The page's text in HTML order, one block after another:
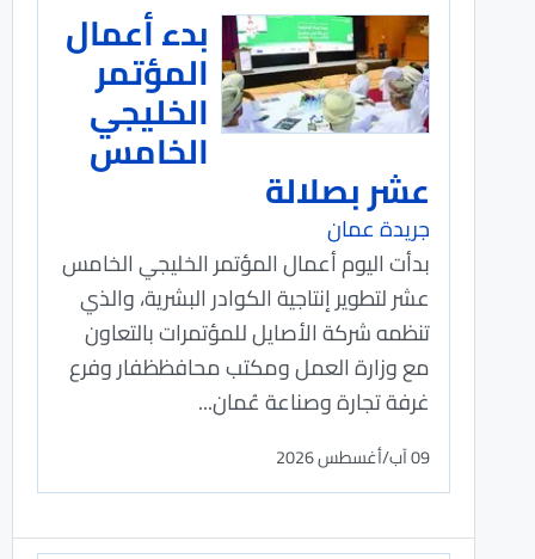
بدء أعمال
المؤتمر
الخليجي
الخامس
عشر بصلالة
جريدة عمان
بدأت اليوم أعمال المؤتمر الخليجي الخامس
عشر لتطوير إنتاجية الكوادر البشرية، والذي
تنظمه شركة الأصايل للمؤتمرات بالتعاون
مع وزارة العمل ومكتب محافظظفار وفرع
غرفة تجارة وصناعة عُمان...
09 آب/أغسطس 2026